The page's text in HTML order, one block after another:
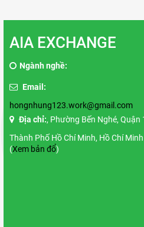
AIA EXCHANGE
Ngành nghề:
Email:
hongnhung123.work@gmail.com
Địa chỉ:, Phường Bến Nghé, Quận
Thành Phố Hồ Chí Minh, Hồ Chí Minh
(Xem bản đổ)